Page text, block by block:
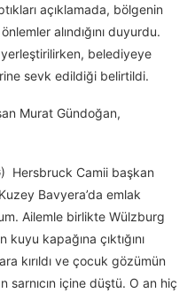
açıklamada, bölgenin
alındığını duyurdu.
yerleştirilirken, belediyeye
sevk edildiği belirtildi.
Murat Gündoğan,
Hersbruck Camii başkan
Bavyera’da emlak
Ailemle birlikte Wülzburg
kapağına çıktığını
kırıldı ve çocuk gözümün
içine düştü. O an hiç